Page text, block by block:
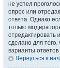
не успел
опрос или
ответа. Однако
только
отредактировать
сделано для
варианты
Вернуться к